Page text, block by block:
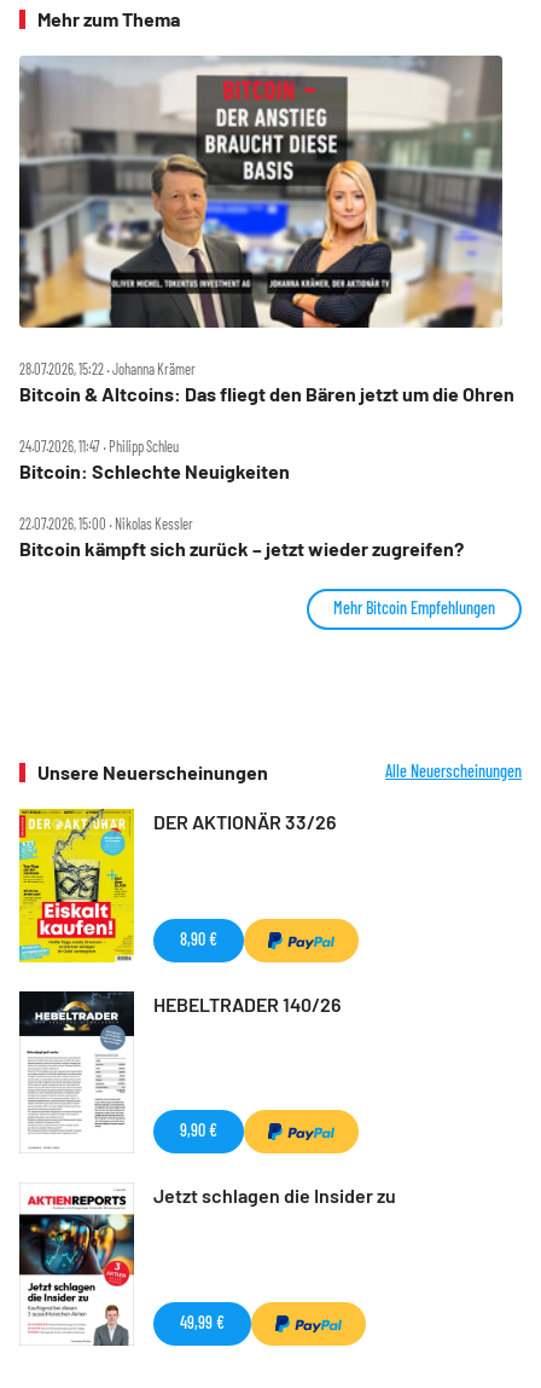
Mehr zum Thema
28.07.2026, 15:22 ‧ Johanna Krämer
Bitcoin & Altcoins: Das fliegt den Bären jetzt um die Ohren
24.07.2026, 11:47 ‧ Philipp Schleu
Bitcoin: Schlechte Neuigkeiten
22.07.2026, 15:00 ‧ Nikolas Kessler
Bitcoin kämpft sich zurück – jetzt wieder zugreifen?
Mehr Bitcoin Empfehlungen
Unsere Neuerscheinungen Alle Neuerscheinungen
DER AKTIONÄR 33/26
8,90 €
HEBELTRADER 140/26
9,90 €
Jetzt schlagen die Insider zu
49,99 €